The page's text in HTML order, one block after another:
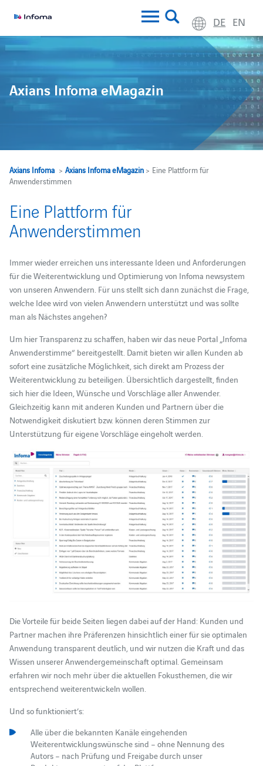
DE EN
Axians Infoma eMagazin
Axians Infoma> Axians Infoma eMagazin> Eine Plattform für
Anwenderstimmen
Eine Plattform für
Anwenderstimmen
Immer wieder erreichen uns interessante Ideen und Anforderungen
für die Weiterentwicklung und Optimierung von Infoma newsystem
von unseren Anwendern. Für uns stellt sich dann zunächst die Frage,
welche Idee wird von vielen Anwendern unterstützt und was sollte
man als Nächstes angehen?
Um hier Transparenz zu schaffen, haben wir das neue Portal „Infoma
Anwenderstimme“ bereitgestellt. Damit bieten wir allen Kunden ab
sofort eine zusätzliche Möglichkeit, sich direkt am Prozess der
Weiterentwicklung zu beteiligen. Übersichtlich dargestellt, finden
sich hier die Ideen, Wünsche und Vorschläge aller Anwender.
Gleichzeitig kann mit anderen Kunden und Partnern über die
Notwendigkeit diskutiert bzw. können deren Stimmen zur
Unterstützung für eigene Vorschläge eingeholt werden.
Die Vorteile für beide Seiten liegen dabei auf der Hand: Kunden und
Partner machen ihre Präferenzen hinsichtlich einer für sie optimalen
Anwendung transparent deutlich, und wir nutzen die Kraft und das
Wissen unserer Anwendergemeinschaft optimal. Gemeinsam
erfahren wir noch mehr über die aktuellen Fokusthemen, die wir
entsprechend weiterentwickeln wollen.
Und so funktioniert’s:
Alle über die bekannten Kanäle eingehenden
Weiterentwicklungswünsche sind – ohne Nennung des
Autors – nach Prüfung und Freigabe durch unser